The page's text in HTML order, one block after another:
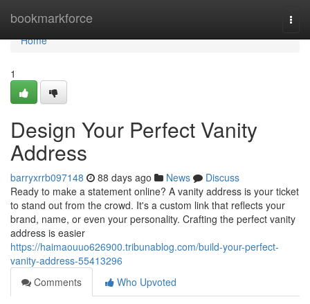
bookmarkforce
Home
Home
1
Design Your Perfect Vanity
Address
barryxrrb097148 88 days ago News
Discuss
Ready to make a statement online? A vanity address is your ticket
to stand out from the crowd. It's a custom link that reflects your
brand, name, or even your personality. Crafting the perfect vanity
address is easier
https://haimaouuo626900.tribunablog.com/build-your-perfect-
vanity-address-55413296
Comments
Who Upvoted